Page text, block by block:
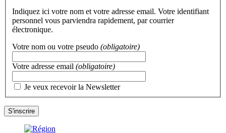
Indiquez ici votre nom et votre adresse email. Votre identifiant
personnel vous parviendra rapidement, par courrier
électronique.
Votre nom ou votre pseudo (obligatoire)
Votre adresse email (obligatoire)
Je veux recevoir la Newsletter